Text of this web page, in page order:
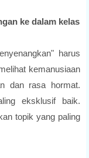
ke dalam kelas
harus
kemanusiaan
dan rasa hormat.
eksklusif baik.
topik yang paling